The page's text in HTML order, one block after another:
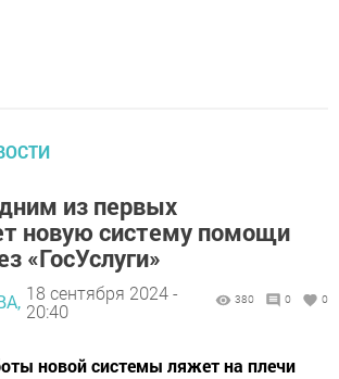
из первых
новую систему помощи
«ГосУслуги»
18 сентября 2024 -
20:40
380 0 0
новой системы ляжет на плечи